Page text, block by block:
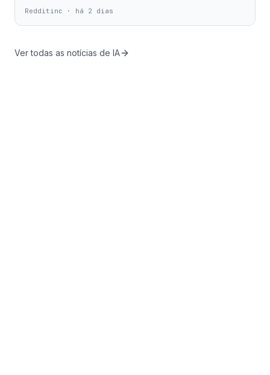
Redditinc · há 2 dias
Ver todas as notícias de IA